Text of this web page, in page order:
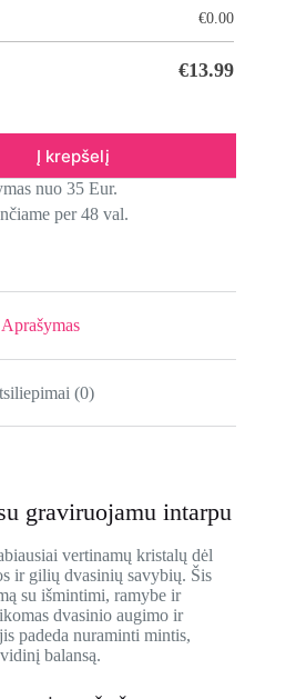
€0.00
€13.99
Į krepšelį
nuo 35 Eur.
per 48 val.
Aprašymas
(0)
graviruojamu intarpu
vertinamų kristalų dėl
ir gilių dvasinių savybių. Šis
su išmintimi, ramybe ir
dvasinio augimo ir
padeda nuraminti mintis,
balansą.